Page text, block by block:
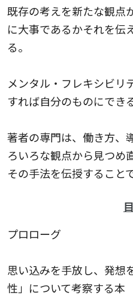
既存の考えを新たな観点
に大事であるかそれを伝
る。
メンタル・フレキシビリ
すれば自分のものにでき
著者の専門は、働き方、
ろいろな観点から見つめ
その手法を伝授することで
プロローグ
思い込みを手放し、発想
性」について考察する本